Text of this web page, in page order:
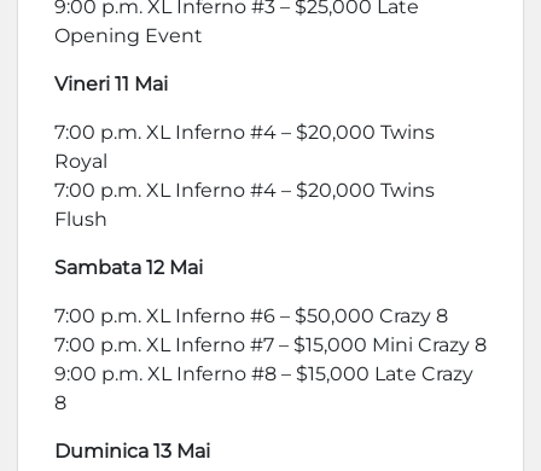
9:00 p.m. XL Inferno #3 – $25,000 Late
Opening Event
Vineri 11 Mai
7:00 p.m. XL Inferno #4 – $20,000 Twins
Royal
7:00 p.m. XL Inferno #4 – $20,000 Twins
Flush
Sambata 12 Mai
7:00 p.m. XL Inferno #6 – $50,000 Crazy 8
7:00 p.m. XL Inferno #7 – $15,000 Mini Crazy 8
9:00 p.m. XL Inferno #8 – $15,000 Late Crazy
8
Duminica 13 Mai